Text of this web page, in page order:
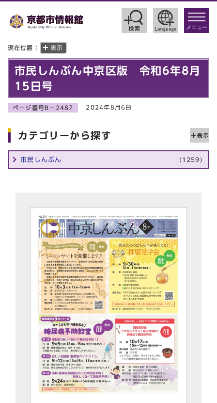
toggle
メニュー
現在位置： 表示
市民しんぶん中京区版 令和6年8月
15日号
ページ番号B－2487 2024年8月6日
カテゴリーから探す
市民しんぶん (1259)